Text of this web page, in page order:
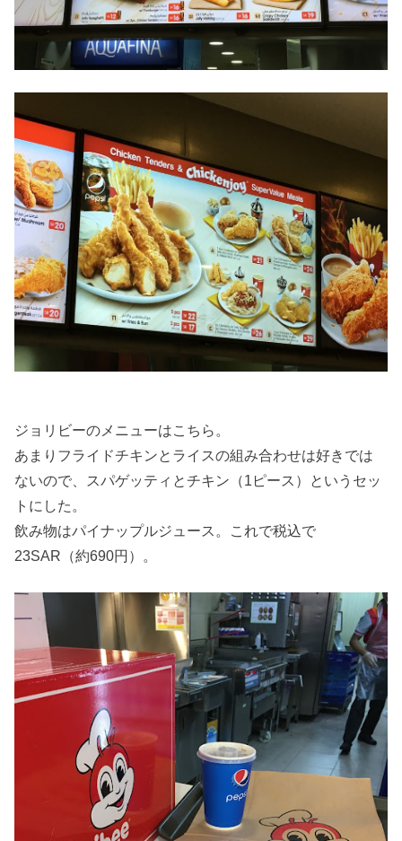
ジョリビーのメニューはこちら。
あまりフライドチキンとライスの組み合わせは好きでは
ないので、スパゲッティとチキン（1ピース）というセッ
トにした。
飲み物はパイナップルジュース。これで税込で
23SAR（約690円）。